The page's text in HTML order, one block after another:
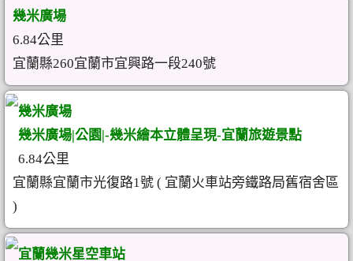
幾米廣場
6.84公里
宜蘭縣260宜蘭市宜興路一段240號
幾米廣場
幾米廣場|公園|-幾米繪本立體呈現-宜蘭旅遊景點
6.84公里
宜蘭縣宜蘭市光復路1號 ( 宜蘭火車站旁鐵路局舊宿舍區
)
宜蘭幾米星空車站